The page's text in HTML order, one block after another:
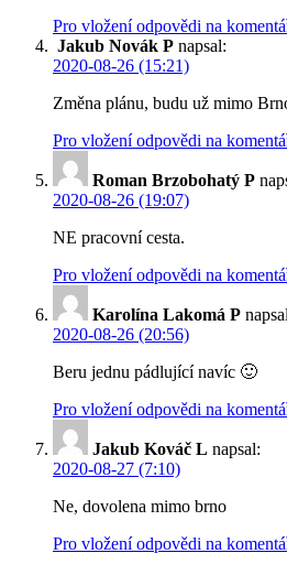
Pro vložení odpovědi na
Jakub Novák P napsal:
2020-08-26 (15:21)
Změna plánu, budu už mimo
Pro vložení odpovědi na
Roman Brzobohatý P
2020-08-26 (19:07)
NE pracovní cesta.
Pro vložení odpovědi na
Karolína Lakomá P
2020-08-26 (20:56)
Beru jednu pádlující navíc 🙂
Pro vložení odpovědi na
Jakub Kováč L napsal:
2020-08-27 (7:10)
Ne, dovolena mimo brno
Pro vložení odpovědi na